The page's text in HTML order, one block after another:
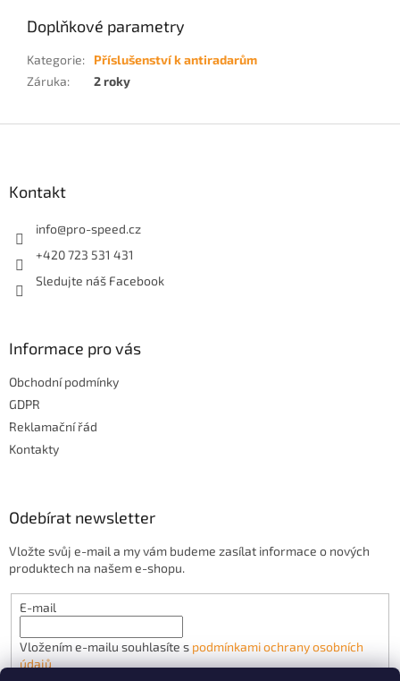
Doplňkové parametry
Kategorie:
Příslušenství k antiradarům
Záruka: 2 roky
Kontakt
info@pro-speed.cz
+420 723 531 431
Sledujte náš Facebook
Informace pro vás
Obchodní podmínky
GDPR
Reklamační řád
Kontakty
Odebírat newsletter
Vložte svůj e-mail a my vám budeme zasílat informace o nových
produktech na našem e-shopu.
E-mail
Vložením e-mailu souhlasíte s podmínkami ochrany osobních
údajů